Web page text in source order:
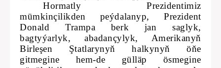
Hormatly Prezidentimiz
mümkinçilikden peýdalanyp, Prezident
Donald Trampa berk jan saglyk,
bagtyýarlyk, abadançylyk, Amerikanyň
Birleşen Ştatlarynyň halkynyň öňe
gitmegine hem-de gülläp ösmegine